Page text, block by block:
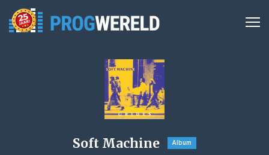
Soft Machine Album